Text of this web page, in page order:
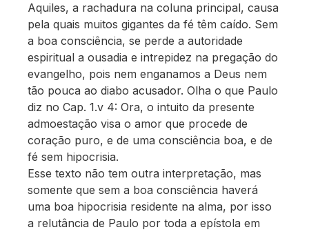
Aquiles, a rachadura na coluna principal, causa
pela quais muitos gigantes da fé têm caído. Sem
a boa consciência, se perde a autoridade
espiritual a ousadia e intrepidez na pregação do
evangelho, pois nem enganamos a Deus nem
tão pouca ao diabo acusador. Olha o que Paulo
diz no Cap. 1.v 4: Ora, o intuito da presente
admoestação visa o amor que procede de
coração puro, e de uma consciência boa, e de
fé sem hipocrisia.
Esse texto não tem outra interpretação, mas
somente que sem a boa consciência haverá
uma boa hipocrisia residente na alma, por isso
a relutância de Paulo por toda a epístola em